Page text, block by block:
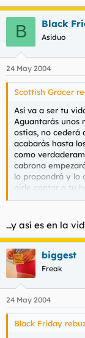
B Black
Asiduo
24 May 2004
Scottish Grocer
Así va a ser tu
Aguantarás unos
ostias, no cederá
acabarás hasta
como
cabrona
lo propondrá y lo
oirle contar a tu
novia, no veas q
...y así es en la
biggest
Freak
24 May 2004
Black Friday